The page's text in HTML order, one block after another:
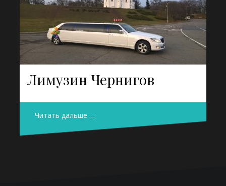
Лимузин Чернигов
Читать дальше …